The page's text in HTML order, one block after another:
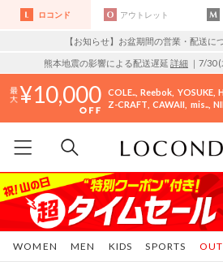
ロコンド アウトレット
【お知らせ】お盆期間の営業・配送に
熊本地震の影響による配送遅延 詳細 ｜7/30
10,000 COLE.. Reebok YOSUKE
Z-CRAFT CAWAII mis..
WOMEN MEN KIDS SPORTS